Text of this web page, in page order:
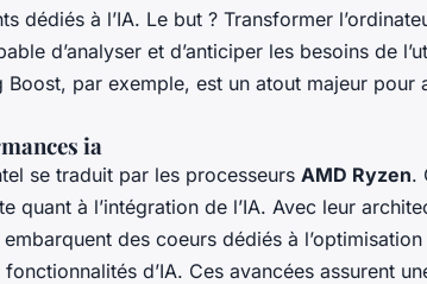
dédiés à l’IA. Le but ? Transformer
d’analyser et d’anticiper les besoins de
par exemple, est un atout majeur pour
ia
se traduit par les processeurs AMD Ryzen.
quant à l’intégration de l’IA. Avec leur
embarquent des coeurs dédiés à
d’IA. Ces avancées assurent